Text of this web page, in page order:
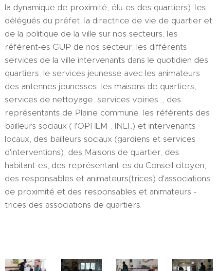
la dynamique de proximité, élu-es des quartiers), les
délégués du préfet, la directrice de vie de quartier et
de la politique de la ville sur nos secteurs, les
référent-es GUP de nos secteur, les différents
services de la ville intervenants dans le quotidien des
quartiers, le services jeunesse avec les animateurs
des antennes jeunesses, les maisons de quartiers,
services de nettoyage, services voiries..., des
représentants de Plaine commune, les référents des
bailleurs sociaux ( l'OPHLM , INLI..) et intervenants
locaux, des bailleurs sociaux (gardiens et services
d'interventions), des Maisons de quartier, des
habitant-es, des représentant-es du Conseil citoyen,
des responsables et animateurs(trices) d'associations
de proximité et des responsables et animateurs -
trices des associations de quartiers.